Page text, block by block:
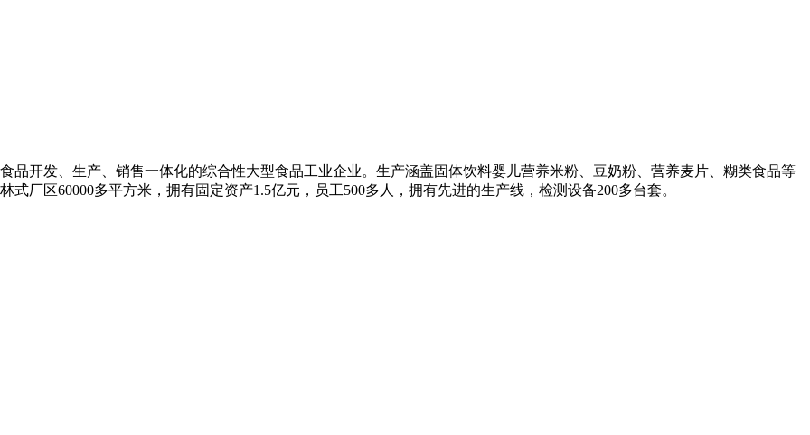
开发、生产、销售一体化的综合性大型食品工业企业。生产涵盖固体饮料婴儿营养米粉、豆奶粉、营养麦片、糊类食品等
厂区60000多平方米，拥有固定资产1.5亿元，员工500多人，拥有先进的生产线，检测设备200多台套。